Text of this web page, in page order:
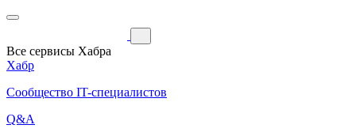
Все сервисы Хабра
Хабр
Сообщество IT-специалистов
Q&A